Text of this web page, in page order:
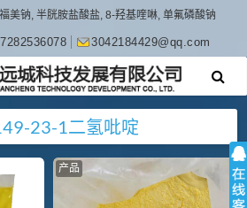
美钠, 半胱胺盐酸盐, 8-羟基喹啉, 单氟磷酸钠
3042184429@qq.com
23-1二氢吡啶
产品